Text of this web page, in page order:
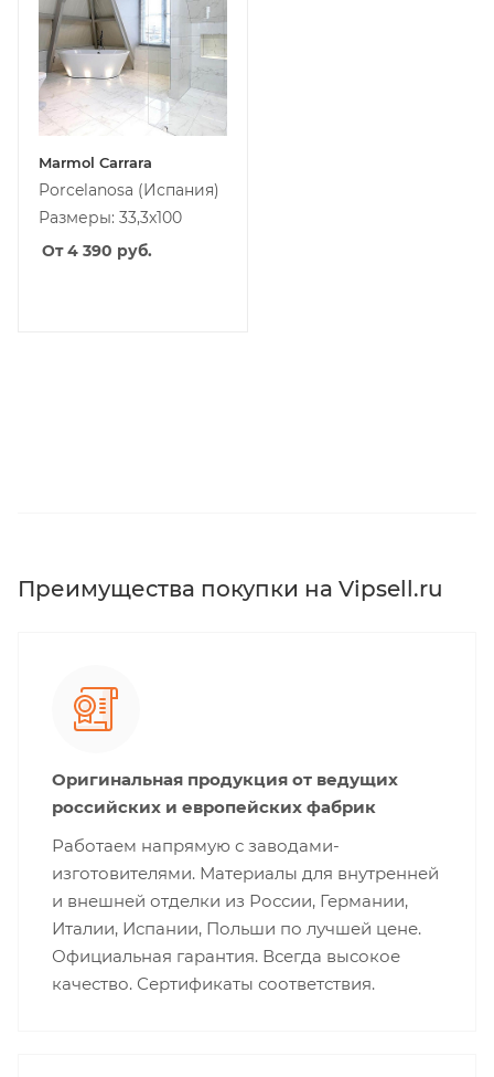
Marmol Carrara
Porcelanosa (Испания)
Размеры: 33,3x100
От 4 390 руб.
Преимущества покупки на Vipsell.ru
Оригинальная продукция от ведущих
российских и европейских фабрик
Работаем напрямую с заводами-
изготовителями. Материалы для внутренней
и внешней отделки из России, Германии,
Италии, Испании, Польши по лучшей цене.
Официальная гарантия. Всегда высокое
качество. Сертификаты соответствия.